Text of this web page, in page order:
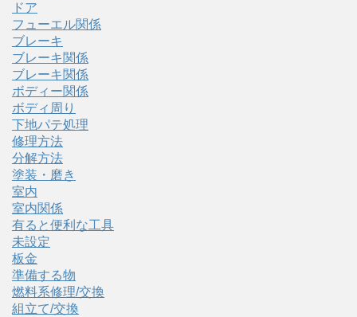
ドア
フューエル関係
ブレーキ
ブレーキ関係
ブレーキ関係
ボディー関係
ボディ周り
下地パテ処理
修理方法
分解方法
塗装・磨き
室内
室内関係
有ると便利な工具
未設定
板金
準備する物
燃料系修理/交換
組立て/交換